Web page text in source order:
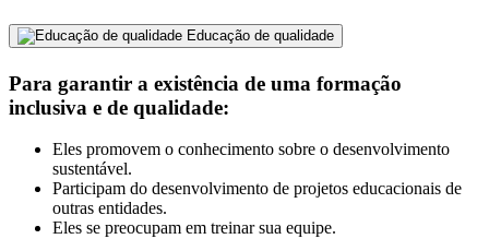
Educação de qualidade
Para garantir a existência de uma formação
inclusiva e de qualidade:
Eles promovem o conhecimento sobre o desenvolvimento
sustentável.
Participam do desenvolvimento de projetos educacionais de
outras entidades.
Eles se preocupam em treinar sua equipe.